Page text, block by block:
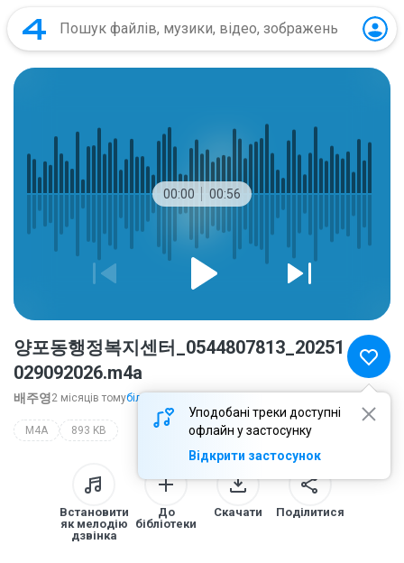
00:00 00:56
Уподобані треки доступні
офлайн у застосунку
Відкрити застосунок
양포동행정복지센터_0544807813_20251
029092026.m4a
배주영2 місяців томубільше...
M4A 893 KB
Встановити
як мелодію
дзвінка
До
бібліотеки
Скачати Поділитися